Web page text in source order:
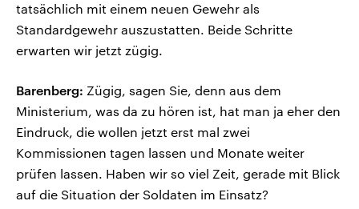
tatsächlich mit einem neuen Gewehr als
Standardgewehr auszustatten. Beide Schritte
erwarten wir jetzt zügig.
Barenberg: Zügig, sagen Sie, denn aus dem
Ministerium, was da zu hören ist, hat man ja eher den
Eindruck, die wollen jetzt erst mal zwei
Kommissionen tagen lassen und Monate weiter
prüfen lassen. Haben wir so viel Zeit, gerade mit Blick
auf die Situation der Soldaten im Einsatz?